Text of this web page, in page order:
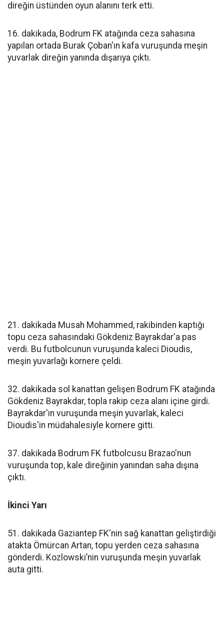
direğin üstünden oyun alanını terk etti.
16. dakikada, Bodrum FK atağında ceza sahasına
yapılan ortada Burak Çoban'ın kafa vuruşunda meşin
yuvarlak direğin yanında dışarıya çıktı.
21. dakikada Musah Mohammed, rakibinden kaptığı
topu ceza sahasındaki Gökdeniz Bayrakdar'a pas
verdi. Bu futbolcunun vuruşunda kaleci Dioudis,
meşin yuvarlağı kornere çeldi.
32. dakikada sol kanattan gelişen Bodrum FK atağında
Gökdeniz Bayrakdar, topla rakip ceza alanı içine girdi.
Bayrakdar'ın vuruşunda meşin yuvarlak, kaleci
Dioudis'in müdahalesiyle kornere gitti.
37. dakikada Bodrum FK futbolcusu Brazao'nun
vuruşunda top, kale direğinin yanından saha dışına
çıktı.
İkinci Yarı
51. dakikada Gaziantep FK'nin sağ kanattan geliştirdiği
atakta Ömürcan Artan, topu yerden ceza sahasına
gönderdi. Kozlowski’nin vuruşunda meşin yuvarlak
auta gitti.